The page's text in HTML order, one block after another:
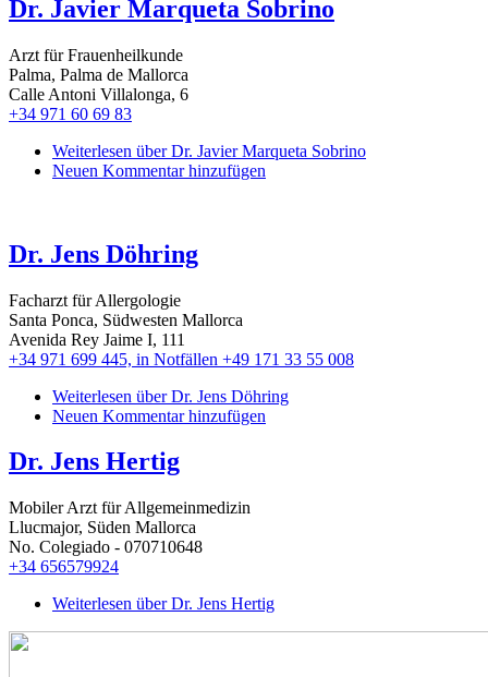
Dr. Javier Marqueta Sobrino
Arzt für Frauenheilkunde
Palma, Palma de Mallorca
Calle Antoni Villalonga, 6
+34 971 60 69 83
Weiterlesen über Dr. Javier Marqueta Sobrino
Neuen Kommentar hinzufügen
Dr. Jens Döhring
Facharzt für Allergologie
Santa Ponca, Südwesten Mallorca
Avenida Rey Jaime I, 111
+34 971 699 445, in Notfällen +49 171 33 55 008
Weiterlesen über Dr. Jens Döhring
Neuen Kommentar hinzufügen
Dr. Jens Hertig
Mobiler Arzt für Allgemeinmedizin
Llucmajor, Süden Mallorca
No. Colegiado - 070710648
+34 656579924
Weiterlesen über Dr. Jens Hertig